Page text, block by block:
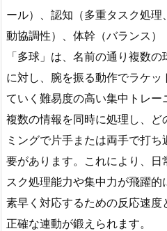
ール）、認知（多重タスク処
動協調性）、体幹（バランス）
「多球」は、名前の通り複数
に対し、腕を振る動作でラケ
ていく難易度の高い集中トレー
複数の情報を同時に処理し、ど
ミングで片手または両手で打
要があります。これにより、日
スク処理能力や集中力が飛躍
素早く対応するための反応速
正確な連動が鍛えられます。